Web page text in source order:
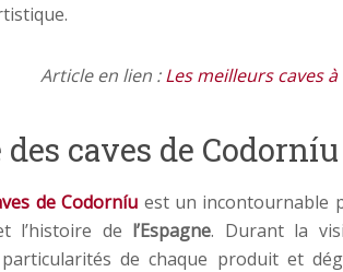
Article en lien :Les meilleurs caves
caves de Codorníu
de Codorníu est un incontournable
l’histoire de l’Espagne. Durant la
de chaque produit et